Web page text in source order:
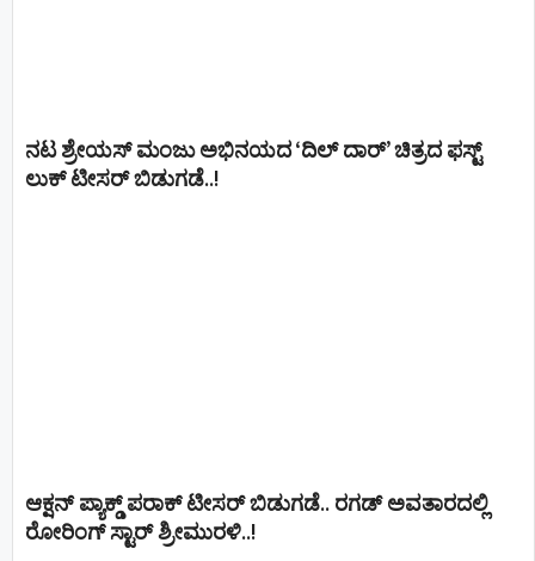
ನಟ ಶ್ರೇಯಸ್ ಮಂಜು ಅಭಿನಯದ ‘ದಿಲ್ ದಾರ್’ ಚಿತ್ರದ ಫಸ್ಟ್
ಲುಕ್ ಟೀಸರ್ ಬಿಡುಗಡೆ..!
ಆಕ್ಷನ್ ಪ್ಯಾಕ್ಡ್ ಪರಾಕ್ ಟೀಸರ್ ಬಿಡುಗಡೆ.. ರಗಡ್ ಅವತಾರದಲ್ಲಿ
ರೋರಿಂಗ್ ಸ್ಟಾರ್ ಶ್ರೀಮುರಳಿ..!